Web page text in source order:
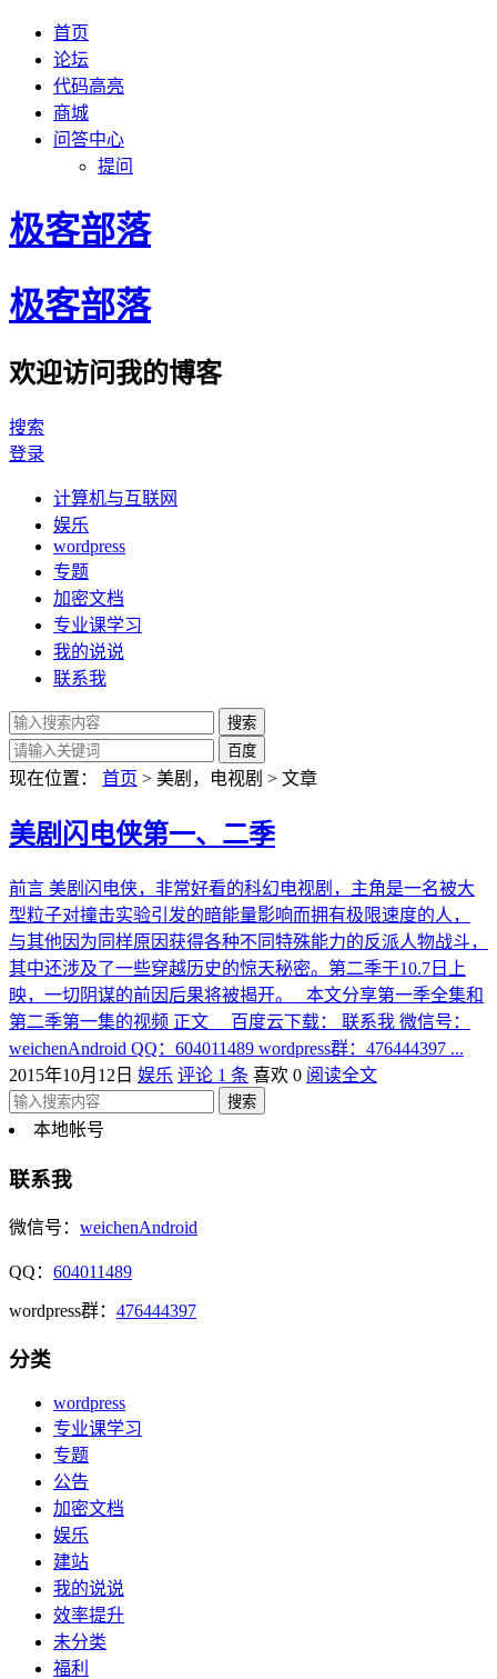
首页
论坛
代码高亮
商城
问答中心
提问
极客部落
极客部落
欢迎访问我的博客
搜索
登录
计算机与互联网
娱乐
wordpress
专题
加密文档
专业课学习
我的说说
联系我
现在位置： 首页 > 美剧，电视剧 > 文章
美剧闪电侠第一、二季
前言 美剧闪电侠，非常好看的科幻电视剧，主角是一名被大
型粒子对撞击实验引发的暗能量影响而拥有极限速度的人，
与其他因为同样原因获得各种不同特殊能力的反派人物战斗，
其中还涉及了一些穿越历史的惊天秘密。第二季于10.7日上
映，一切阴谋的前因后果将被揭开。 本文分享第一季全集和
第二季第一集的视频 正文 百度云下载： 联系我 微信号：
weichenAndroid QQ：604011489 wordpress群：476444397 ...
2015年10月12日 娱乐 评论 1 条 喜欢 0 阅读全文
本地帐号
联系我
微信号： weichenAndroid
QQ： 604011489
wordpress群： 476444397
分类
wordpress
专业课学习
专题
公告
加密文档
娱乐
建站
我的说说
效率提升
未分类
福利